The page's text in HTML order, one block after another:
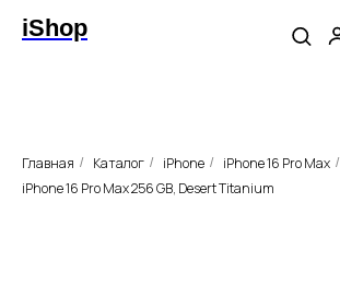
iShop
Главная / Каталог / iPhone / iPhone 16 Pro Max /
iPhone 16 Pro Max 256 GB, Desert Titanium